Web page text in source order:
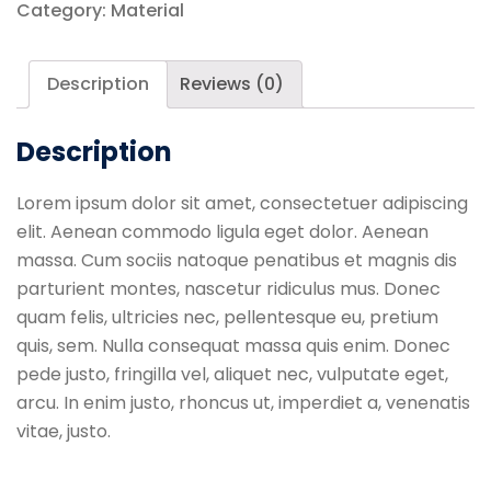
Category: Material
Description Reviews (0)
Description
Lorem ipsum dolor sit amet, consectetuer adipiscing
elit. Aenean commodo ligula eget dolor. Aenean
massa. Cum sociis natoque penatibus et magnis dis
parturient montes, nascetur ridiculus mus. Donec
quam felis, ultricies nec, pellentesque eu, pretium
quis, sem. Nulla consequat massa quis enim. Donec
pede justo, fringilla vel, aliquet nec, vulputate eget,
arcu. In enim justo, rhoncus ut, imperdiet a, venenatis
vitae, justo.